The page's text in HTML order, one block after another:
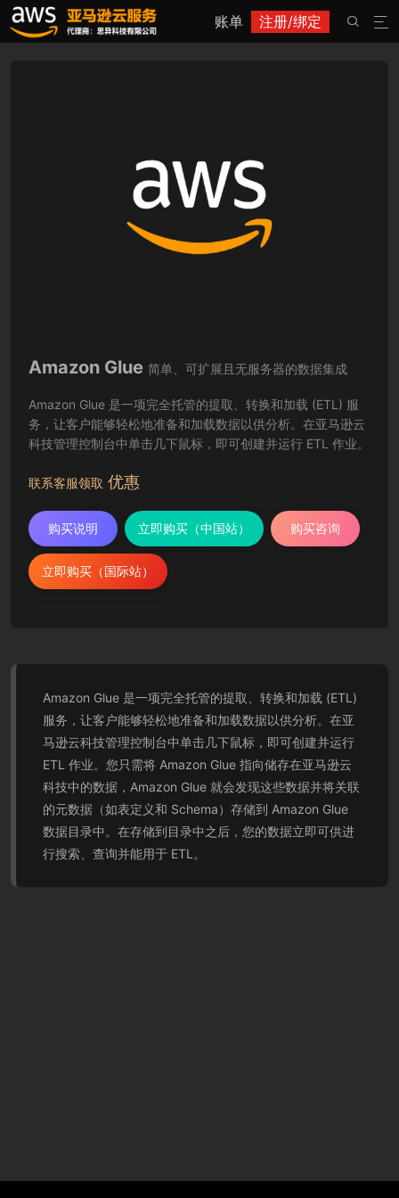
账单 注册/绑定 

Amazon Glue 简单、可扩展且无服务器的数据集成
Amazon Glue 是一项完全托管的提取、转换和加载 (ETL) 服
务，让客户能够轻松地准备和加载数据以供分析。在亚马逊云
科技管理控制台中单击几下鼠标，即可创建并运行 ETL 作业。
联系客服领取 优惠
购买说明 立即购买（中国站） 购买咨询
立即购买（国际站）
Amazon Glue 是一项完全托管的提取、转换和加载 (ETL)
服务，让客户能够轻松地准备和加载数据以供分析。在亚
马逊云科技管理控制台中单击几下鼠标，即可创建并运行
ETL 作业。您只需将 Amazon Glue 指向储存在亚马逊云
科技中的数据，Amazon Glue 就会发现这些数据并将关联
的元数据（如表定义和 Schema）存储到 Amazon Glue
数据目录中。在存储到目录中之后，您的数据立即可供进
行搜索、查询并能用于 ETL。